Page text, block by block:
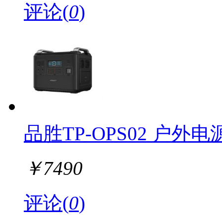
评论(0)
品胜TP-OPS02 户外电
￥7490
评论(0)